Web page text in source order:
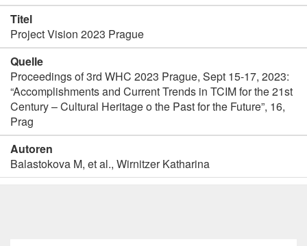
Titel
Project Vision 2023 Prague
Quelle
Proceedings of 3rd WHC 2023 Prague, Sept 15-17, 2023:
“Accomplishments and Current Trends in TCIM for the 21st
Century – Cultural Heritage o the Past for the Future”, 16,
Prag
Autoren
Balastokova M, et al., Wirnitzer Katharina